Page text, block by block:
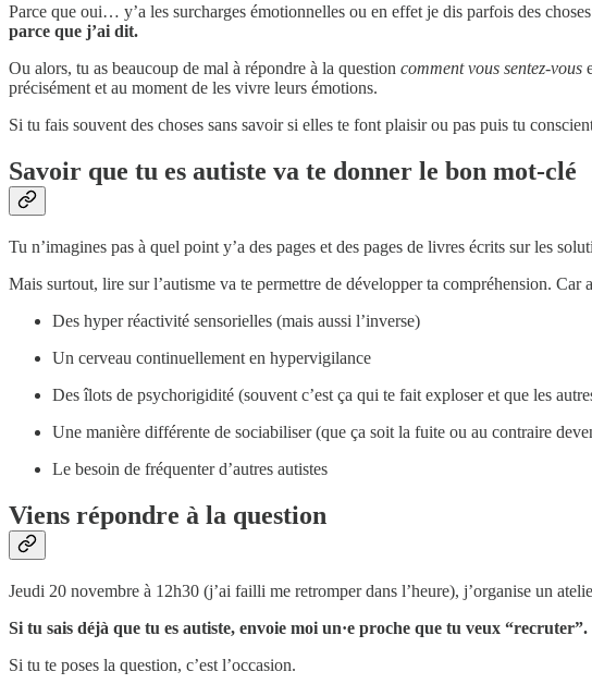
Parce que oui… y’a les surcharges émotionnelles ou en effet je dis parfois des
parce que j’ai dit.
Ou alors, tu as beaucoup de mal à répondre à la question comment vous sentez-vous
précisément et au moment de les vivre leurs émotions.
Si tu fais souvent des choses sans savoir si elles te font plaisir ou pas puis tu
Savoir que tu es autiste va te donner le bon mot-clé
Tu n’imagines pas à quel point y’a des pages et des pages de livres écrits sur les
Mais surtout, lire sur l’autisme va te permettre de développer ta compréhension.
Des hyper réactivité sensorielles (mais aussi l’inverse)
Un cerveau continuellement en hypervigilance
Des îlots de psychorigidité (souvent c’est ça qui te fait exploser et que les
Une manière différente de sociabiliser (que ça soit la fuite ou au contraire
Le besoin de fréquenter d’autres autistes
Viens répondre à la question
Jeudi 20 novembre à 12h30 (j’ai failli me retromper dans l’heure), j’organise un
Si tu sais déjà que tu es autiste, envoie moi un·e proche que tu veux “recruter”.
Si tu te poses la question, c’est l’occasion.